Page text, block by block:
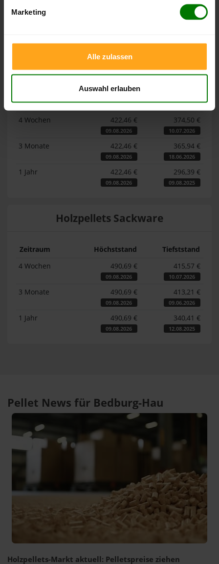
Marketing
Alle zulassen
Auswahl erlauben
Pelletspreise für lose Holzpellets und Holzpellets
Sackware in Bedburg-Hau
. Das dazugehörige Datum zeigt,
Lose Holzpellets
Zeitraum Höchststand
Tiefststand
4 Wochen
422,46 €
09.08.2026
374,50 €
10.07.2026
3 Monate 422,46 €
09.08.2026
365,94 €
18.06.2026
1 Jahr 422,46 €
09.08.2026
296,39 €
09.08.2025
Holzpellets Sackware
Zeitraum Höchststand
Tiefststand
4 Wochen
490,69 €
09.08.2026
415,57 €
10.07.2026
3 Monate 490,69 €
09.08.2026
413,21 €
09.06.2026
1 Jahr 490,69 €
09.08.2026
340,41 €
12.08.2025
Pellet News für Bedburg-Hau
Holzpellets-Markt aktuell: Pelletspreise ziehen